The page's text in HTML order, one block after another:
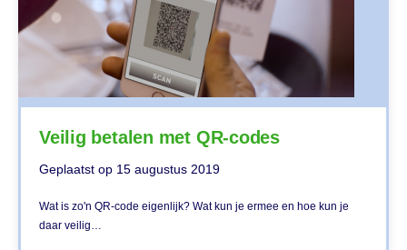
Veilig betalen met QR-codes
Geplaatst op 15 augustus 2019
Wat is zo'n QR-code eigenlijk? Wat kun je ermee en hoe kun je
daar veilig…